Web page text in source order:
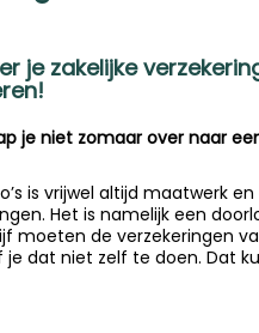
je zakelijke
je niet zomaar over naar
is vrijwel altijd maatwerk
Het is namelijk een
moeten de verzekeringen
je dat niet zelf te doen. Dat